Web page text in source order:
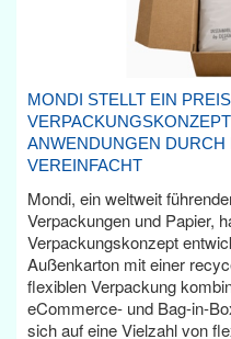
MONDI STELLT EIN
ANWENDUNGEN
VEREINFACHT
Mondi, ein weltweit
Verpackungen und Papier,
Verpackungskonzept
Außenkarton mit einer
flexiblen Verpackung
eCommerce- und Bag-in-
sich auf eine Vielzahl von